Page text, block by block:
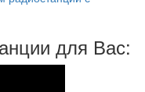
для Вас: